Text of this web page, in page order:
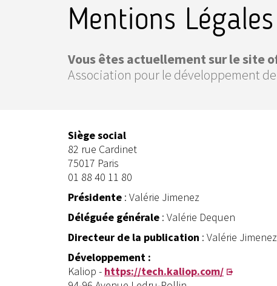
Mentions Légales
Vous êtes actuellement sur le site
Association pour le développement
Siège social
82 rue Cardinet
75017 Paris
01 88 40 11 80
Présidente : Valérie Jimenez
Déléguée générale : Valérie Dequen
Directeur de la publication : Valérie Jimenez
Développement :
Kaliop - https://tech.kaliop.com/